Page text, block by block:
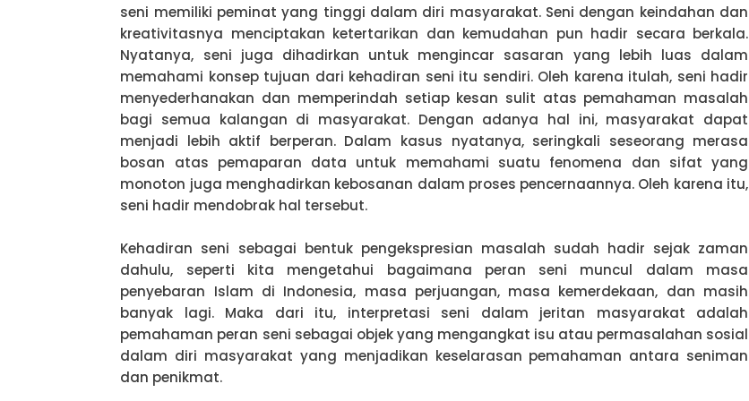
seni memiliki peminat yang tinggi dalam diri masyarakat. Seni dengan keindahan dan
kreativitasnya menciptakan ketertarikan dan kemudahan pun hadir secara berkala.
Nyatanya, seni juga dihadirkan untuk mengincar sasaran yang lebih luas dalam
memahami konsep tujuan dari kehadiran seni itu sendiri. Oleh karena itulah, seni hadir
menyederhanakan dan memperindah setiap kesan sulit atas pemahaman masalah
bagi semua kalangan di masyarakat. Dengan adanya hal ini, masyarakat dapat
menjadi lebih aktif berperan. Dalam kasus nyatanya, seringkali seseorang merasa
bosan atas pemaparan data untuk memahami suatu fenomena dan sifat yang
monoton juga menghadirkan kebosanan dalam proses pencernaannya. Oleh karena itu,
seni hadir mendobrak hal tersebut.
Kehadiran seni sebagai bentuk pengekspresian masalah sudah hadir sejak zaman
dahulu, seperti kita mengetahui bagaimana peran seni muncul dalam masa
penyebaran Islam di Indonesia, masa perjuangan, masa kemerdekaan, dan masih
banyak lagi. Maka dari itu, interpretasi seni dalam jeritan masyarakat adalah
pemahaman peran seni sebagai objek yang mengangkat isu atau permasalahan sosial
dalam diri masyarakat yang menjadikan keselarasan pemahaman antara seniman
dan penikmat.